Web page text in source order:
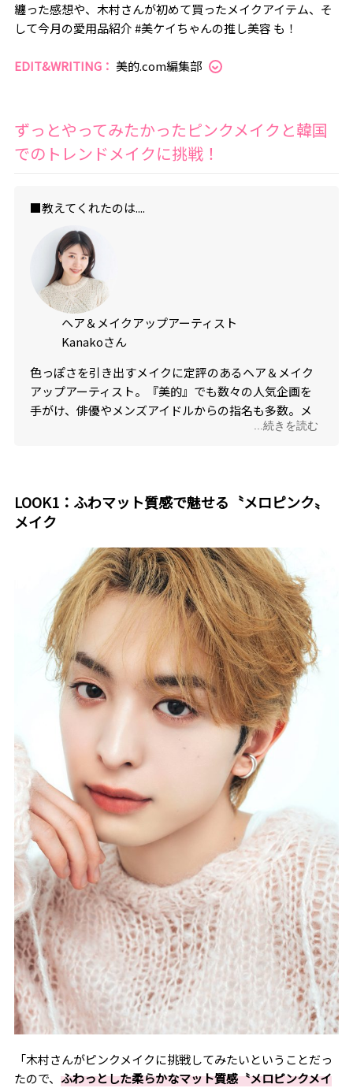
纏った感想や、木村さんが初めて買ったメイクアイテム、そ
して今月の愛用品紹介 #美ケイちゃんの推し美容 も！
EDIT&WRITING： 美的.com編集部
ずっとやってみたかったピンクメイクと韓国
でのトレンドメイクに挑戦！
■教えてくれたのは....
ヘア＆メイクアップアーティスト
Kanakoさん
色っぽさを引き出すメイクに定評のあるヘア＆メイク
アップアーティスト。『美的』でも数々の人気企画を
手がけ、俳優やメンズアイドルからの指名も多数。メ
...続きを読む
LOOK1：ふわマット質感で魅せる 〝メロピンク〟
メイク
「木村さんがピンクメイクに挑戦してみたいということだっ
たので、 ふわっとした柔らかなマット質感〝メロピンクメイ